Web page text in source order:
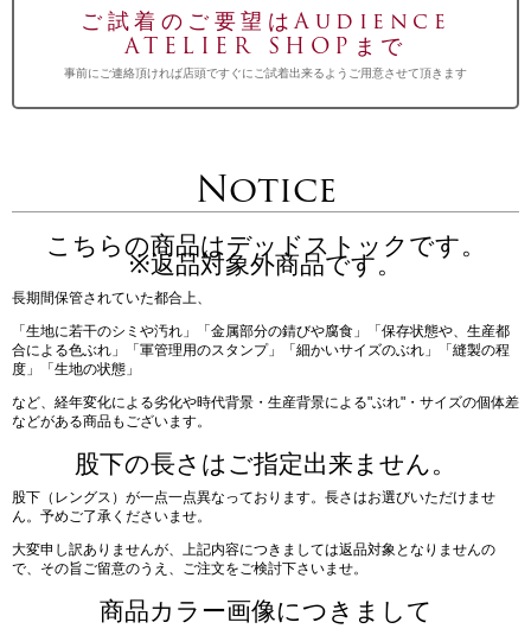
ご試着のご要望はAudience
ATELIER SHOPまで
事前にご連絡頂ければ店頭ですぐにご試着出来るようご用意させて頂きます
Notice
こちらの商品はデッドストックです。
※返品対象外商品です。
長期間保管されていた都合上、
「生地に若干のシミや汚れ」「金属部分の錆びや腐食」「保存状態や、生産都
合による色ぶれ」「軍管理用のスタンプ」「細かいサイズのぶれ」「縫製の程
度」「生地の状態」
など、経年変化による劣化や時代背景・生産背景による"ぶれ"・サイズの個体差
などがある商品もございます。
股下の長さはご指定出来ません。
股下（レングス）が一点一点異なっております。長さはお選びいただけませ
ん。予めご了承くださいませ。
大変申し訳ありませんが、上記内容につきましては返品対象となりませんの
で、その旨ご留意のうえ、ご注文をご検討下さいませ。
商品カラー画像につきまして